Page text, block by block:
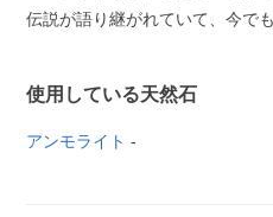
伝説が語り継がれていて、今で
使用している天然石
アンモライト -